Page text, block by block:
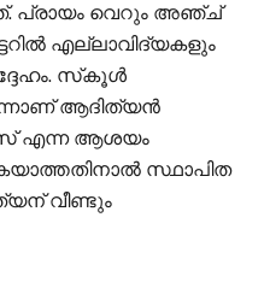
പ്രായം വെറും അഞ്ച്
എല്ലാവിദ്യകളും
സ്‌കൂൾ
ആദിത്യൻ
എന്ന ആശയം
സ്ഥാപിത
വീണ്ടും